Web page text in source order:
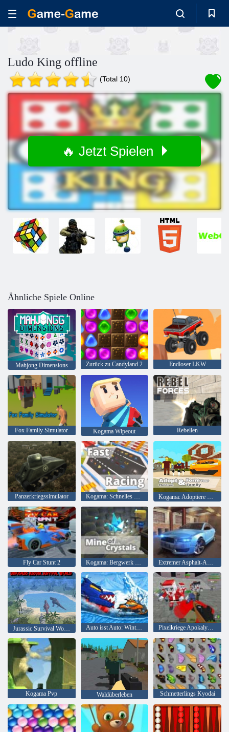
Ludo King offline
(Total 10)
🔥 Jetzt Spielen
Ähnliche Spiele Online
Mahjong Dimensions Zurück zu Candyland 2 Endloser LKW
Fox Family Simulator Kogama Wipeout Rebellen
Panzerkriegssimulator Kogama: Schnelles Rennen Kogama: Adoptiere Kinder und bilde deine Familie
Fly Car Stunt 2 Kogama: Bergwerk der Kristalle Extremer Asphalt-Autorennen
Auto isst Auto: Winterabenteuer Pixelkriege Apokalypse Zombie
Kogama Pvp Waldüberleben Schmetterlings Kyodai